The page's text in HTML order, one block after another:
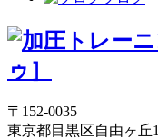
〒152-0035
東京都目黒区自由ヶ丘